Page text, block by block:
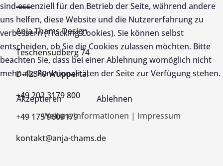
Anja Thams Design
Teschensudberg 74
D-42349 Wuppertal
+49 202 3179 800
+49 175 9609179
kontakt@anja-thams.de
sind essenziell für den Betrieb der Seite, während andere
uns helfen, diese Website und die Nutzererfahrung zu
verbessern (Tracking Cookies). Sie können selbst
entscheiden, ob Sie die Cookies zulassen möchten. Bitte
beachten Sie, dass bei einer Ablehnung womöglich nicht
mehr alle Funktionalitäten der Seite zur Verfügung stehen.
Akzeptieren
Ablehnen
Weitere Informationen | Impressum